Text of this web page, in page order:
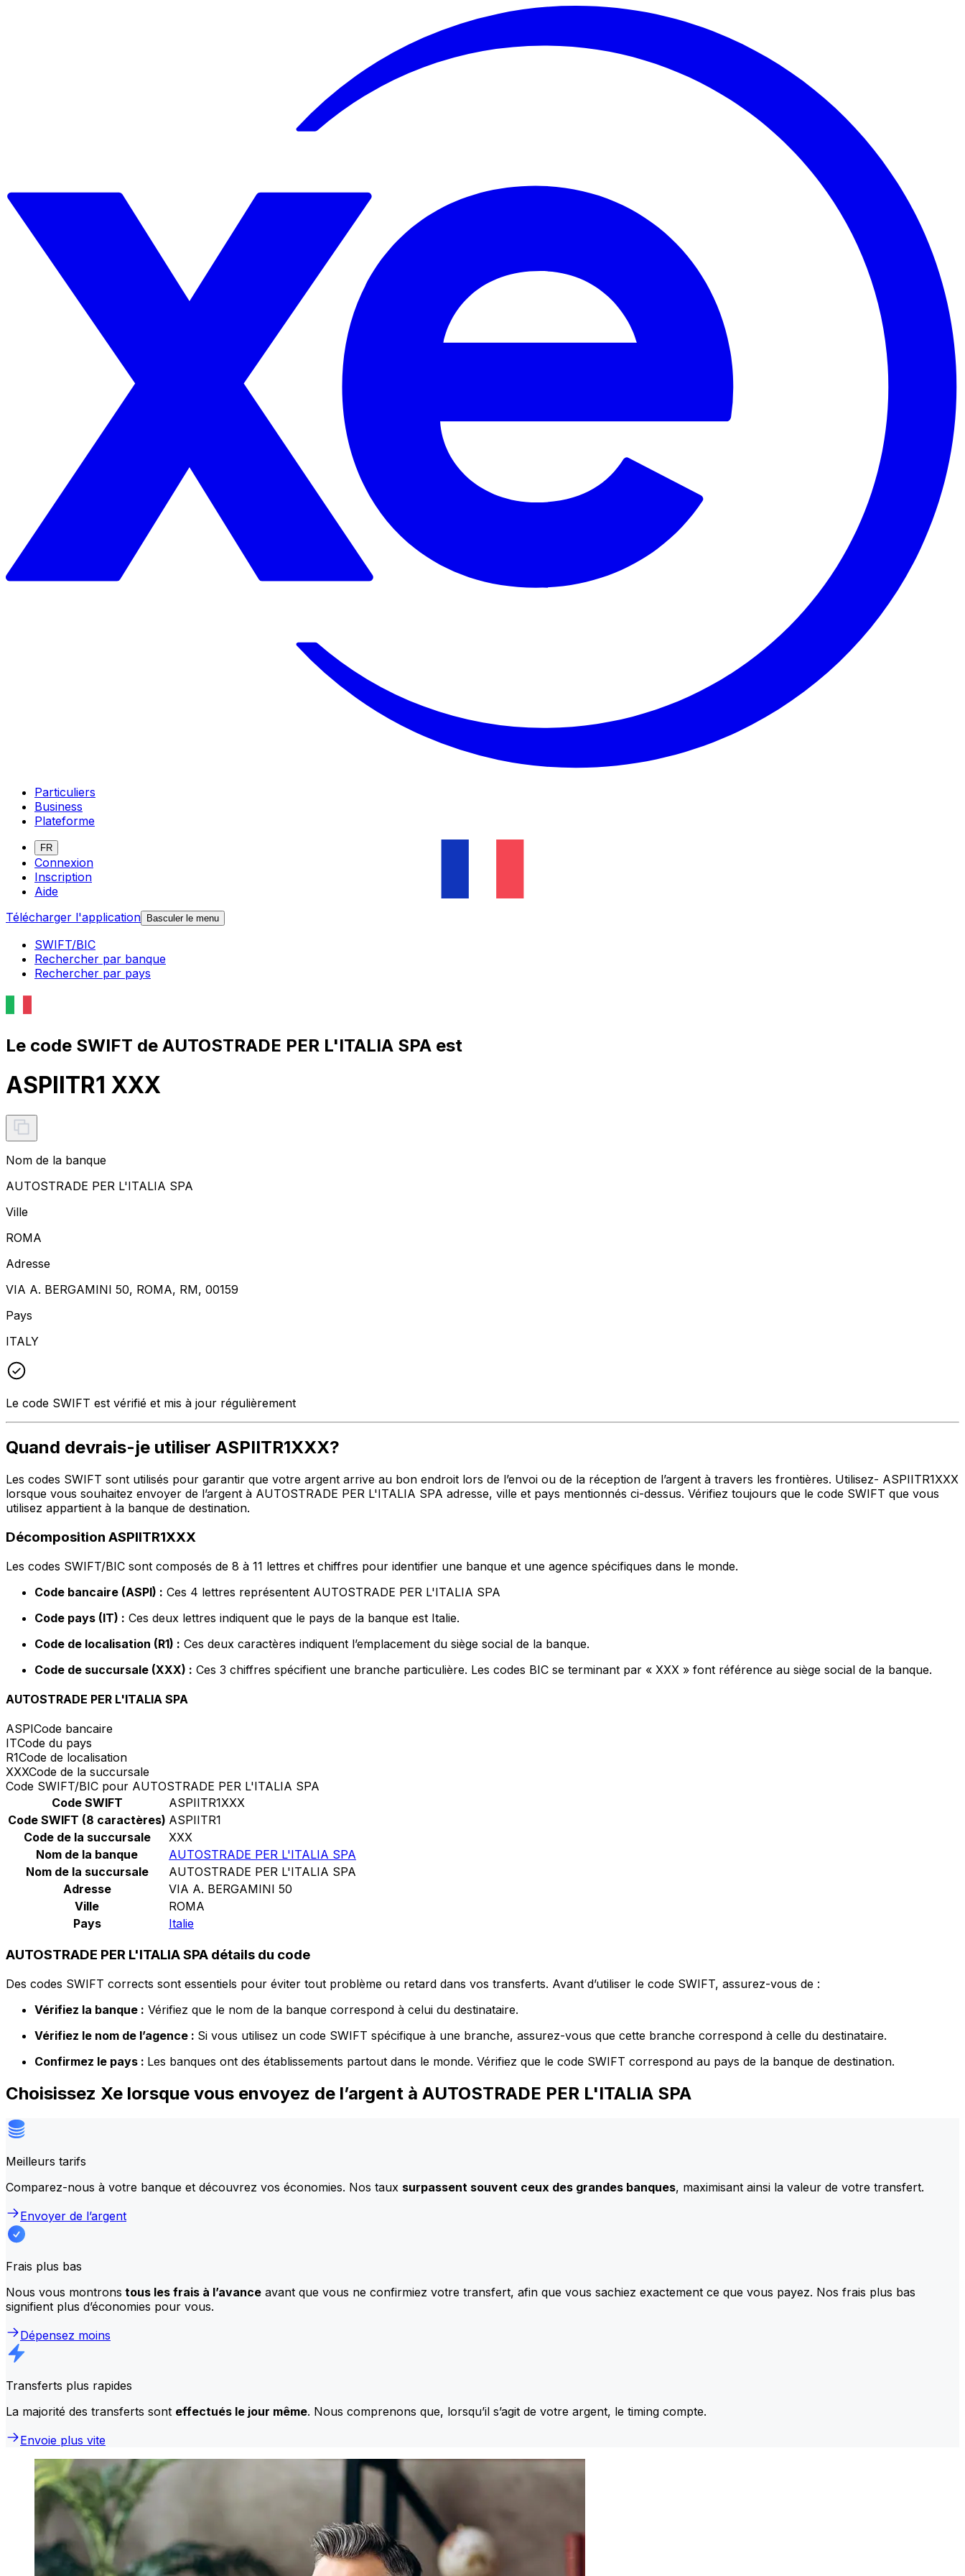
Particuliers
Business
Plateforme
FR
Connexion
Inscription
Aide
Télécharger l'application Basculer le menu
SWIFT/BIC
Rechercher par banque
Rechercher par pays
Le code SWIFT de AUTOSTRADE PER L'ITALIA SPA est
ASPIITR1 XXX
Nom de la banque
AUTOSTRADE PER L'ITALIA SPA
Ville
ROMA
Adresse
VIA A. BERGAMINI 50, ROMA, RM, 00159
Pays
ITALY
Le code SWIFT est vérifié et mis à jour régulièrement
Quand devrais-je utiliser ASPIITR1XXX?
Les codes SWIFT sont utilisés pour garantir que votre argent arrive au bon endroit lors de l’envoi ou de la réception de l’argent à travers les frontières. Utilisez- ASPIITR1XXX
lorsque vous souhaitez envoyer de l’argent à AUTOSTRADE PER L'ITALIA SPA adresse, ville et pays mentionnés ci-dessus. Vérifiez toujours que le code SWIFT que vous
utilisez appartient à la banque de destination.
Décomposition ASPIITR1XXX
Les codes SWIFT/BIC sont composés de 8 à 11 lettres et chiffres pour identifier une banque et une agence spécifiques dans le monde.
Code bancaire (ASPI) : Ces 4 lettres représentent AUTOSTRADE PER L'ITALIA SPA
Code pays (IT) : Ces deux lettres indiquent que le pays de la banque est Italie.
Code de localisation (R1) : Ces deux caractères indiquent l’emplacement du siège social de la banque.
Code de succursale (XXX) : Ces 3 chiffres spécifient une branche particulière. Les codes BIC se terminant par « XXX » font référence au siège social de la banque.
AUTOSTRADE PER L'ITALIA SPA
ASPICode bancaire
ITCode du pays
R1Code de localisation
XXXCode de la succursale
Code SWIFT/BIC pour AUTOSTRADE PER L'ITALIA SPA
Code SWIFT
ASPIITR1XXX
Code SWIFT (8 caractères) ASPIITR1
Code de la succursale
XXX
Nom de la banque
AUTOSTRADE PER L'ITALIA SPA
Nom de la succursale
AUTOSTRADE PER L'ITALIA SPA
Adresse
VIA A. BERGAMINI 50
Ville
ROMA
Pays
Italie
AUTOSTRADE PER L'ITALIA SPA détails du code
Des codes SWIFT corrects sont essentiels pour éviter tout problème ou retard dans vos transferts. Avant d’utiliser le code SWIFT, assurez-vous de :
Vérifiez la banque : Vérifiez que le nom de la banque correspond à celui du destinataire.
Vérifiez le nom de l’agence : Si vous utilisez un code SWIFT spécifique à une branche, assurez-vous que cette branche correspond à celle du destinataire.
Confirmez le pays : Les banques ont des établissements partout dans le monde. Vérifiez que le code SWIFT correspond au pays de la banque de destination.
Choisissez Xe lorsque vous envoyez de l’argent à AUTOSTRADE PER L'ITALIA SPA
Meilleurs tarifs
Comparez-nous à votre banque et découvrez vos économies. Nos taux surpassent souvent ceux des grandes banques, maximisant ainsi la valeur de votre transfert.
Envoyer de l’argent
Frais plus bas
Nous vous montrons tous les frais à l’avance avant que vous ne confirmiez votre transfert, afin que vous sachiez exactement ce que vous payez. Nos frais plus bas
signifient plus d’économies pour vous.
Dépensez moins
Transferts plus rapides
La majorité des transferts sont effectués le jour même. Nous comprenons que, lorsqu’il s’agit de votre argent, le timing compte.
Envoie plus vite